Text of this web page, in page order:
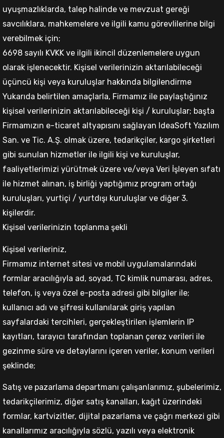
uyuşmazlıklarda, talep halinde ve mevzuat gereği
savcılıklara, mahkemelere ve ilgili kamu görevlilerine bilgi
verebilmek için;
6698 sayılı KVKK ve ilgili ikincil düzenlemelere uygun
olarak işlenecektir. Kişisel verilerinizin aktarılabileceği
üçüncü kişi veya kuruluşlar hakkında bilgilendirme
Yukarıda belirtilen amaçlarla, Firmamız ile paylaştığınız
kişisel verilerinizin aktarılabileceği kişi / kuruluşlar; başta
Firmamızın e-ticaret altyapısını sağlayan IdeaSoft Yazılım
San. ve Tic. A.Ş. olmak üzere, tedarikçiler, kargo şirketleri
gibi sunulan hizmetler ile ilgili kişi ve kuruluşlar,
faaliyetlerimizi yürütmek üzere ve/veya Veri İşleyen sıfatı
ile hizmet alınan, iş birliği yaptığımız program ortağı
kuruluşları, yurtiçi / yurtdışı kuruluşlar ve diğer 3.
kişilerdir.
Kişisel verilerinizin toplanma şekli
Kişisel verileriniz,
Firmamız internet sitesi ve mobil uygulamalarındaki
formlar aracılığıyla ad, soyad, TC kimlik numarası, adres,
telefon, iş veya özel e-posta adresi gibi bilgiler ile;
kullanıcı adı ve şifresi kullanılarak giriş yapılan
sayfalardaki tercihleri, gerçekleştirilen işlemlerin IP
kayıtları, tarayıcı tarafından toplanan çerez verileri ile
gezinme süre ve detaylarını içeren veriler, konum verileri
şeklinde;
Satış ve pazarlama departmanı çalışanlarımız, şubelerimiz,
tedarikçilerimiz, diğer satış kanalları, kağıt üzerindeki
formlar, kartvizitler, dijital pazarlama ve çağrı merkezi gibi
kanallarımız aracılığıyla sözlü, yazılı veya elektronik